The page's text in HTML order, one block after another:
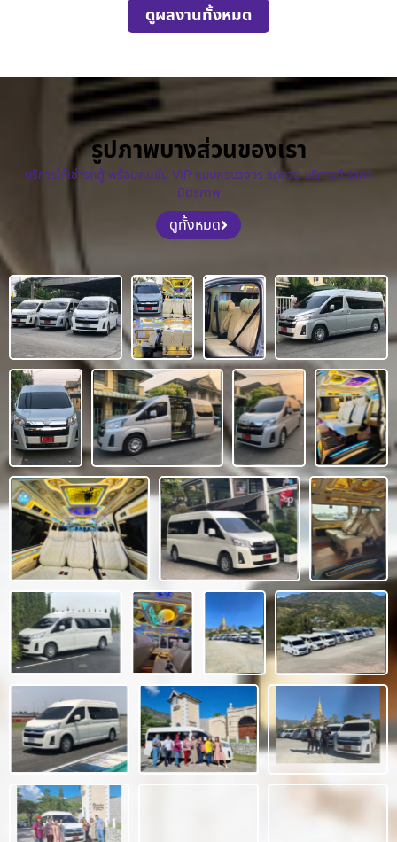
ดูผลงานทั้งหมด
รูปภาพบางส่วนของเรา
บริการให้เช่ารถตู้ พร้อมคนขับ VIP แบบครบวงจร รถสวย บริการดี ราคา
มิตรภาพ
ดูทั้งหมด